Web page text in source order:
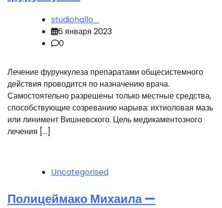
studiohallo_
6 января 2023
0
Лечение фурункулеза препаратами общесистемного
действия проводится по назначению врача.
Самостоятельно разрешены только местные средства,
способствующие созреванию нарыва: ихтиоловая мазь
или линимент Вишневского. Цель медикаментозного
лечения […]
Uncategorised
Полицеймако Михаила —